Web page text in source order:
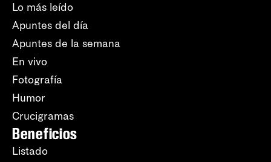
Lo más leído
Apuntes del día
Apuntes de la semana
En vivo
Fotografía
Humor
Crucigramas
Beneficios
Listado